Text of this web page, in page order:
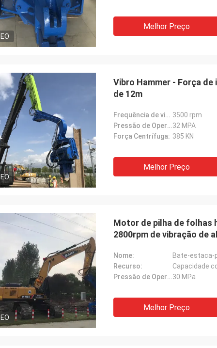
Melhor Preço
Vibro Hammer - Força
de 12m
Frequência de vibração: 3500 rpm
Pressão de Operação:32 MPA
Força Centrífuga: 385 KN
Melhor Preço
Motor de pilha de folhas
2800rpm de vibração de
Nome:
Bate-estaca-
Recurso:
Capacidade
Pressão de Operação:30 MPa
Melhor Preço